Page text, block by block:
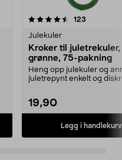
123
Julekuler
Kroker til juletrekuler,
grønne, 75-pakning
Heng opp julekuler og
juletrepynt enkelt og
19,90
Legg i handlekurv
4.5 av 5 stjerner